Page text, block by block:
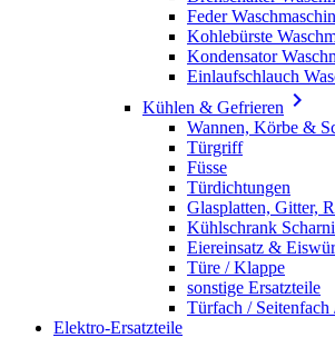
Feder
Kohlebürste
Kondensator
Einlaufschlauch
Kühlen & Gefrieren 
Wannen, Körbe &
Türgriff
Füsse
Türdichtungen
Glasplatten, Gitter,
Kühlschrank
Eiereinsatz &
Türe / Klappe
sonstige Ersatzteile
Türfach / Seitenfach
Elektro-Ersatzteile